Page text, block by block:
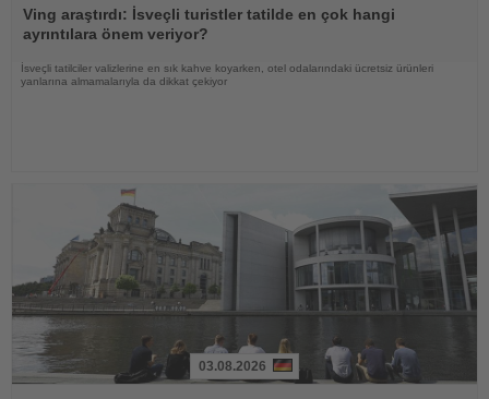
Oku
Ving araştırdı: İsveçli turistler tatilde en çok hangi
ayrıntılara önem veriyor?
İsveçli tatilciler valizlerine en sık kahve koyarken, otel odalarındaki ücretsiz ürünleri
yanlarına almamalarıyla da dikkat çekiyor
03.08.2026